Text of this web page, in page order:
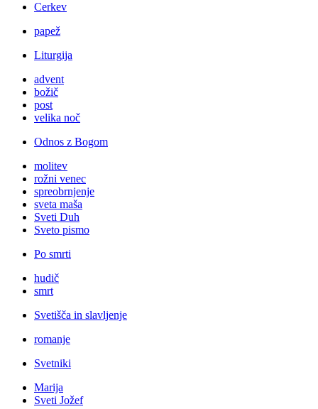
Cerkev
papež
Liturgija
advent
božič
post
velika noč
Odnos z Bogom
molitev
rožni venec
spreobrnjenje
sveta maša
Sveti Duh
Sveto pismo
Po smrti
hudič
smrt
Svetišča in slavljenje
romanje
Svetniki
Marija
Sveti Jožef